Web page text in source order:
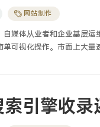
据安全合规与国产化自主
网站制作
媒体从业者和企业基层
可视化操作。市面上大
题。结合多年前端开发
安全可控网站的综合能力。
引擎收录